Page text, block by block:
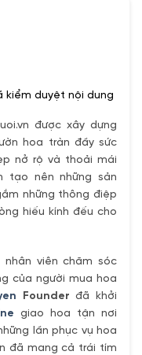
được xây dựng
hoa tràn đầy sức
nở rộ và thoải mái
tạo nên những sản
những thông điệp
hiếu kính đếu cho
viên chăm sóc
của người mua hoa
Founder đã khởi
giao hoa tận nơi
lần phục vụ hoa
đã mang cả trái tím
kiểm duyệt nội dung